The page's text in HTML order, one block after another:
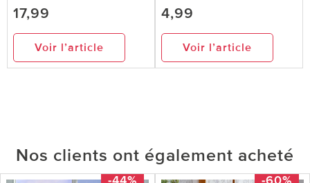
17,99
Voir l’article
4,99
Voir l’article
Nos clients ont également acheté